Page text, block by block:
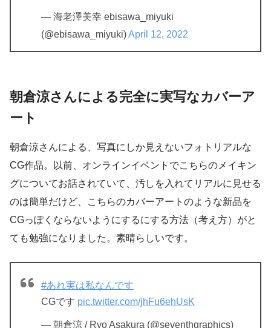
— 海老澤美幸 ebisawa_miyuki
(@ebisawa_miyuki)April 12, 2022
朝倉涼さんによる完全に実写なカバーア
ート
朝倉涼さんによる、写真にしか見えないフォトリアルな
CG作品。以前、オンラインイベントでこちらのメイキン
グについてお話されていて、汚しを入れてリアルに見せる
のは簡単だけど、こちらのカバーアートのような新品を
CGっぽくならないようにするにする方法（考え方）がと
ても勉強になりました。素晴らしいです。
#あれ実は私なんです
CGです pic.twitter.com/jhFu6ehUsK
— 朝倉涼 / Ryo Asakura (@seventhgraphics)